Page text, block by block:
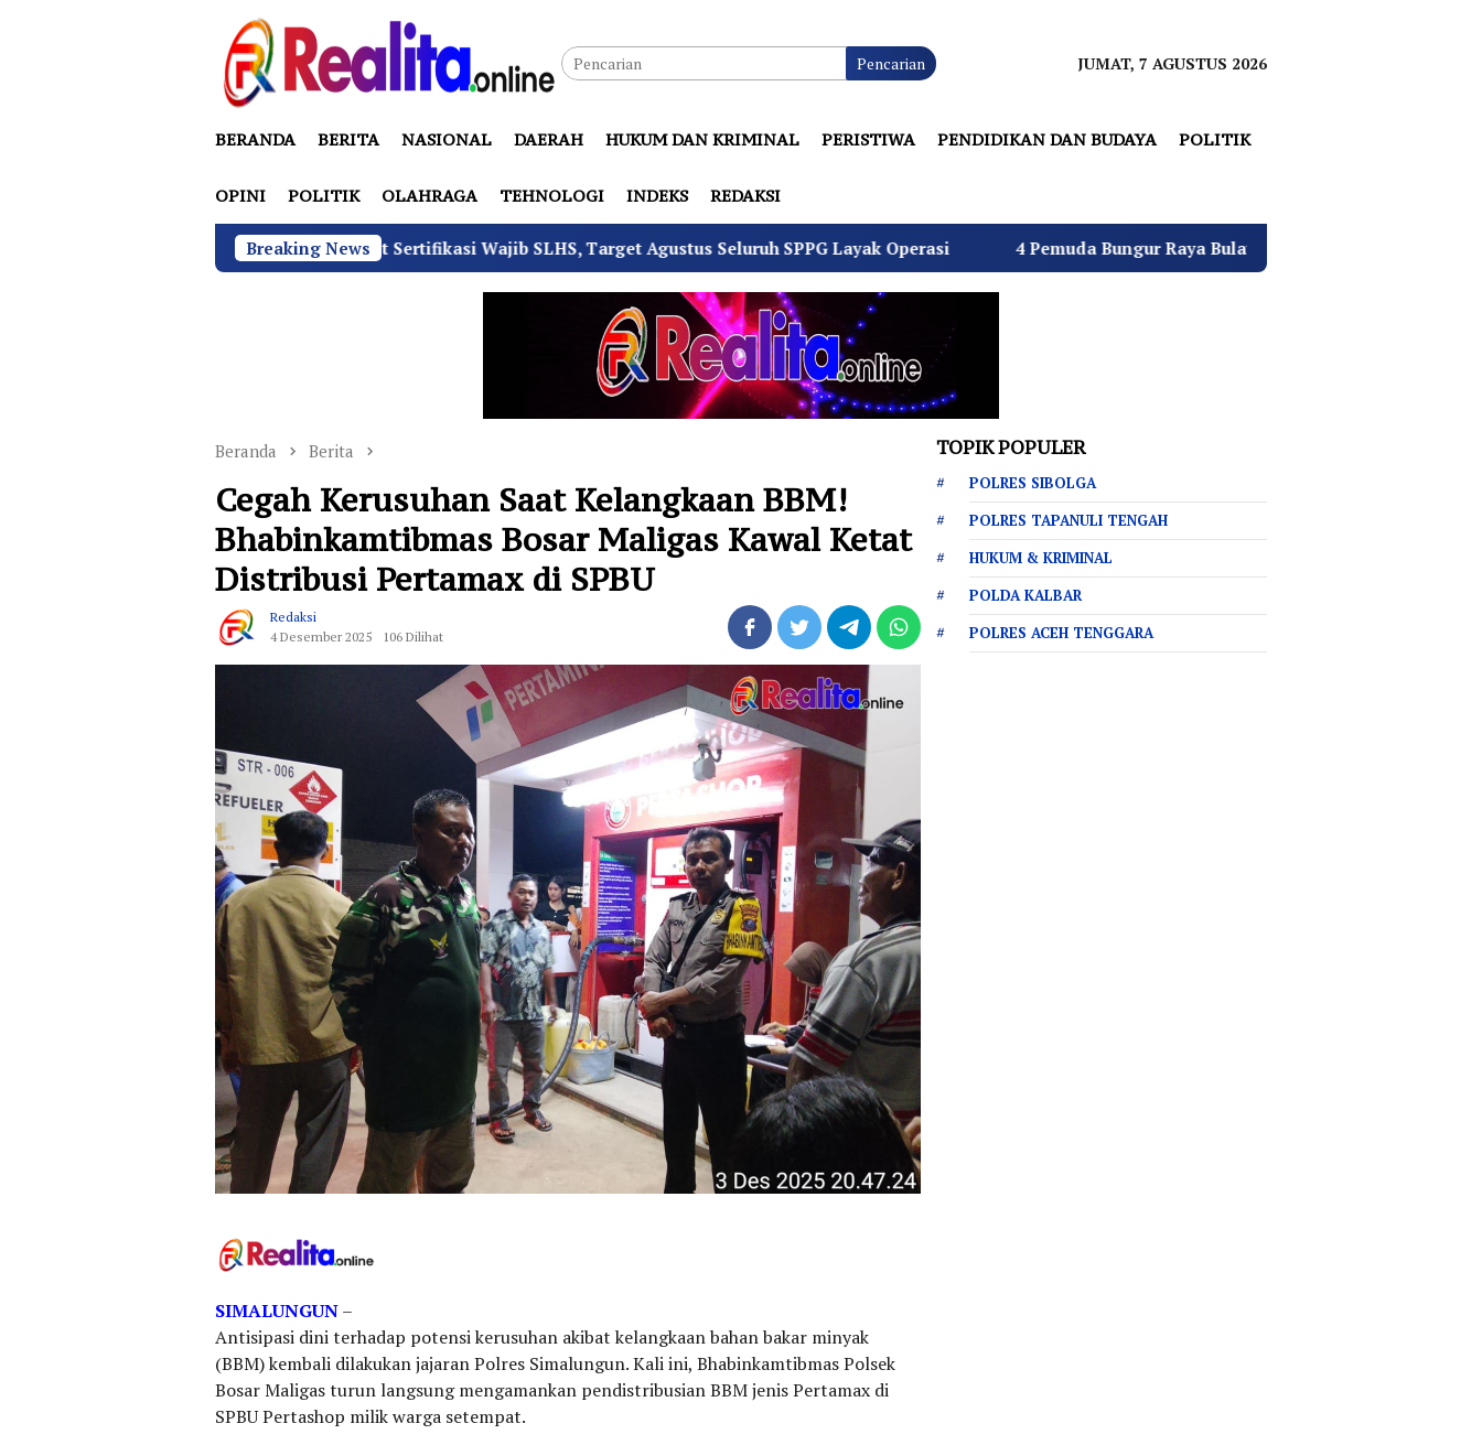
Pencarian JUMAT, 7 AGUSTUS 2026
BERANDA BERITA NASIONAL DAERAH HUKUM DAN KRIMINAL PERISTIWA PENDIDIKAN DAN BUDAYA POLITIK
OPINI POLITIK OLAHRAGA TEHNOLOGI INDEKS REDAKSI
Breaking News
Bawah Sudaryono Genjot Sertifikasi Wajib SLHS, Target Agustus Seluruh SPPG Layak Operasi 4 Pemuda Bungur Raya Bulatkan Dukungan untuk Hj. Desi Kurniati Malik
Beranda Berita
Cegah Kerusuhan Saat Kelangkaan BBM!
Bhabinkamtibmas Bosar Maligas Kawal Ketat
Distribusi Pertamax di SPBU
Redaksi
4 Desember 2025
106 Dilihat
SIMALUNGUN–
Antisipasi dini terhadap potensi kerusuhan akibat kelangkaan bahan bakar minyak
(BBM) kembali dilakukan jajaran Polres Simalungun. Kali ini, Bhabinkamtibmas Polsek
Bosar Maligas turun langsung mengamankan pendistribusian BBM jenis Pertamax di
SPBU Pertashop milik warga setempat.
TOPIK POPULER
POLRES SIBOLGA
POLRES TAPANULI TENGAH
HUKUM & KRIMINAL
POLDA KALBAR
POLRES ACEH TENGGARA